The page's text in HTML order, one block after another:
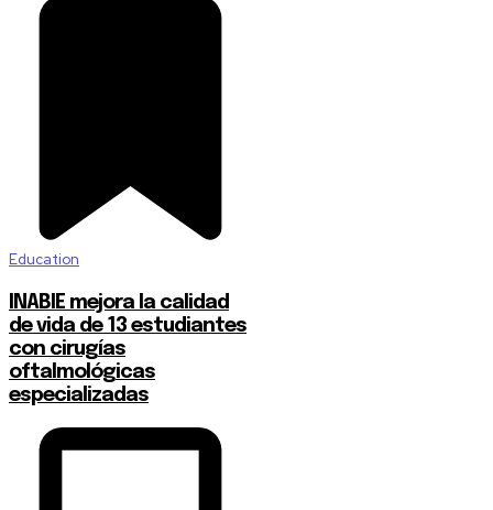
Education
INABIE mejora la calidad
de vida de 13 estudiantes
con cirugías
oftalmológicas
especializadas